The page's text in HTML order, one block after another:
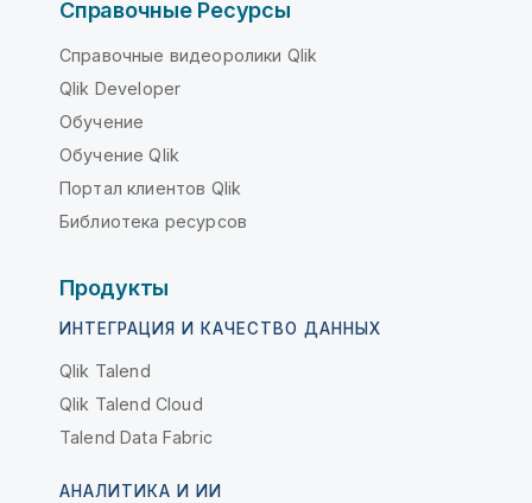
Справочные Ресурсы
Справочные видеоролики Qlik
Qlik Developer
Обучение
Обучение Qlik
Портал клиентов Qlik
Библиотека ресурсов
Продукты
ИНТЕГРАЦИЯ И КАЧЕСТВО ДАННЫХ
Qlik Talend
Qlik Talend Cloud
Talend Data Fabric
АНАЛИТИКА И ИИ